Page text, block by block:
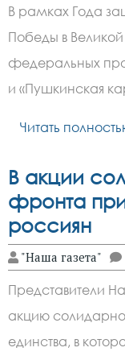
В рамках Года
Победы в
федеральных
и «Пушкинская
Читать
В акции
фронта
россиян
"Наша газета"
Представители
акцию
единства, в